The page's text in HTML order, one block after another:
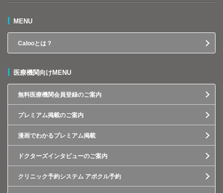
MENU
Calooとは？
医療機関向けMENU
無料医療機関会員登録のご案内
プレミアム掲載のご案内
漫画でわかるプレミアム掲載
ドクターズインタビューのご案内
クリニック予約システム アポクル予約